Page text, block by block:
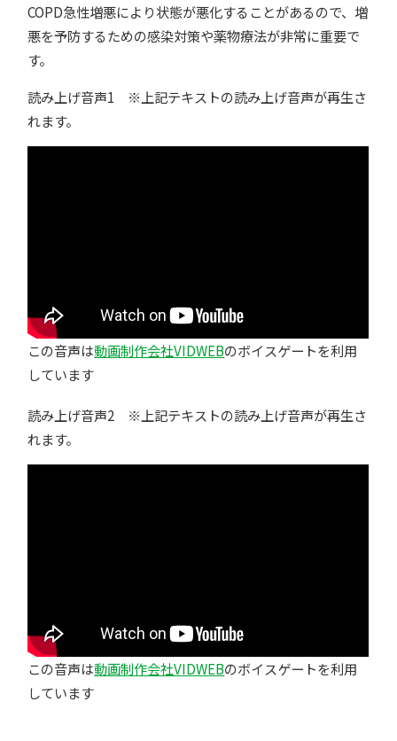
COPD急性増悪により状態が悪化することがあるので、増
悪を予防するための感染対策や薬物療法が非常に重要で
す。
読み上げ音声1 ※上記テキストの読み上げ音声が再生さ
れます。
この音声は動画制作会社VIDWEBのボイスゲートを利用
しています
読み上げ音声2 ※上記テキストの読み上げ音声が再生さ
れます。
この音声は動画制作会社VIDWEBのボイスゲートを利用
しています